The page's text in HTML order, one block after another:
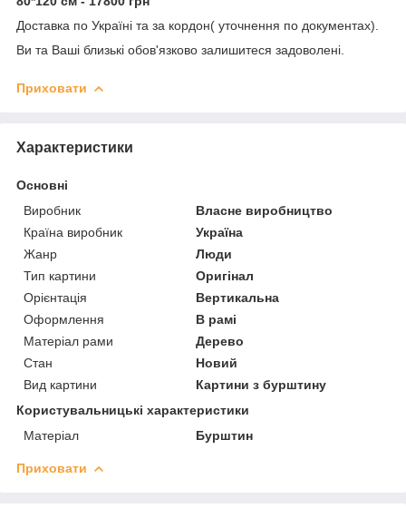
Доставка по Україні та за кордон( уточнення по документах).
Ви та Ваші близькі обов'язково залишитеся задоволені.
Приховати
Характеристики
Основні
Виробник
Власне виробництво
Країна виробник
Україна
Жанр
Люди
Тип картини
Оригінал
Орієнтація
Вертикальна
Оформлення
В рамі
Матеріал рами
Дерево
Стан
Новий
Вид картини
Картини з бурштину
Користувальницькі характеристики
Матеріал
Бурштин
Приховати